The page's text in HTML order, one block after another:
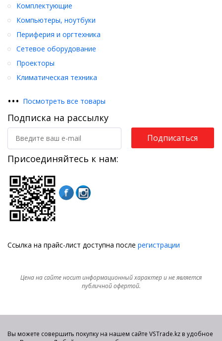
Комплектующие
Компьютеры, ноутбуки
Периферия и оргтехника
Сетевое оборудование
Проекторы
Климатическая техника
••• Посмотреть все товары
Подписка на рассылку
Подписаться
Присоединяйтесь к нам:
Ссылка на прайс-лист доступна после регистрации
Цена на сайте носит информационный характер и не является
публичной офертой.
Вы можете совершить покупку на нашем сайте VSTrade.kz в удобное